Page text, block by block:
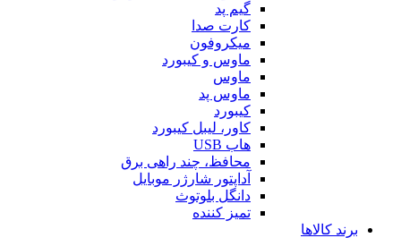
گیم پد
کارت صدا
میکروفون
ماوس و کیبورد
ماوس
ماوس پد
کیبورد
کاور، لیبل کیبورد
هاب USB
محافظ، چند راهی برق
آداپتور شارژر موبایل
دانگل بلوتوث
تمیز کننده
برند کالاها